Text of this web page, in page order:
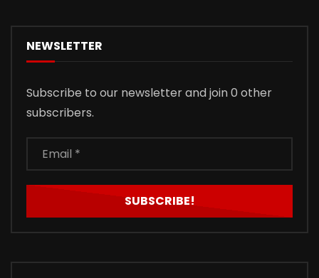
NEWSLETTER
Subscribe to our newsletter and join 0 other
subscribers.